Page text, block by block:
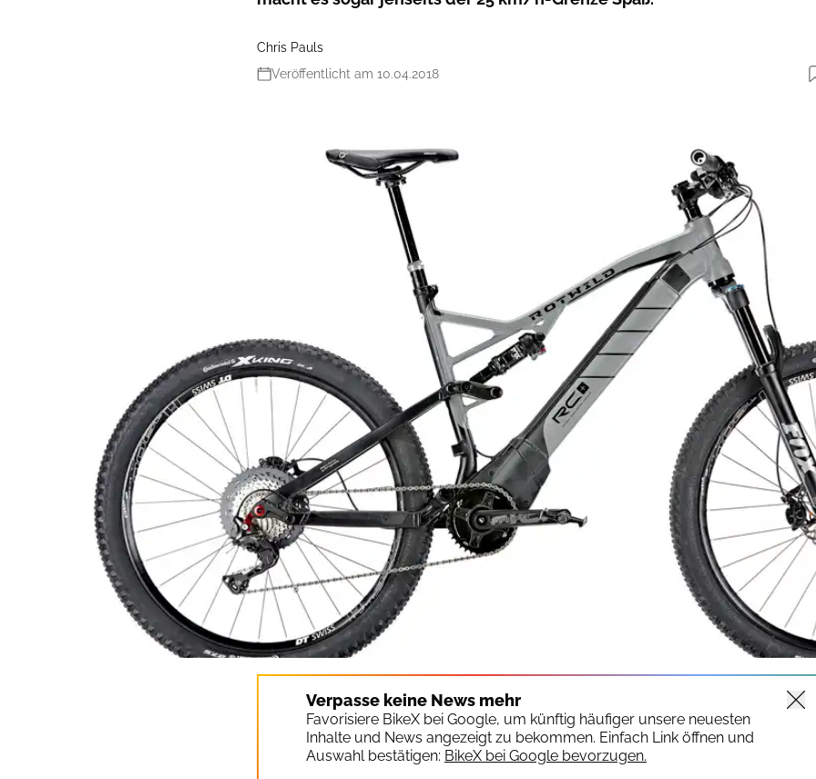
Chris Pauls
Veröffentlicht am 10.04.2018
Verpasse keine News mehr
Favorisiere BikeX bei Google, um künftig häufiger unsere neuesten
Inhalte und News angezeigt zu bekommen. Einfach Link öffnen und
Auswahl bestätigen: BikeX bei Google bevorzugen.